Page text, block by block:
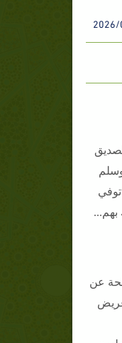
توفي
بهم...
عن